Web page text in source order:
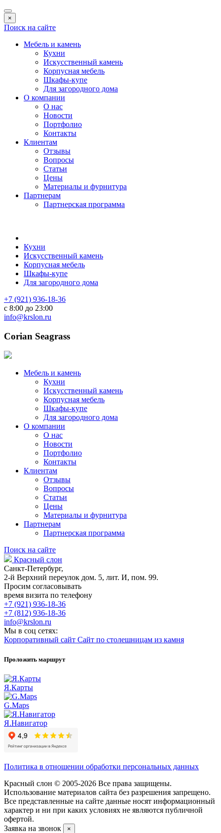
×
Поиск на сайте
Мебель и камень
Кухни
Искусственный камень
Корпусная мебель
Шкафы-купе
Для загородного дома
О компании
О нас
Новости
Портфолио
Контакты
Клиентам
Отзывы
Вопросы
Статьи
Цены
Материалы и фурнитура
Партнерам
Партнерская программа
Кухни
Искусственный камень
Корпусная мебель
Шкафы-купе
Для загородного дома
+7 (921) 936-18-36
с 8:00 до 23:00
info@krslon.ru
Corian Seagrass
Мебель и камень
Кухни
Искусственный камень
Корпусная мебель
Шкафы-купе
Для загородного дома
О компании
О нас
Новости
Портфолио
Контакты
Клиентам
Отзывы
Вопросы
Статьи
Цены
Материалы и фурнитура
Партнерам
Партнерская программа
Поиск на сайте
Красный слон
Санкт-Петербург,
2-й Верхний переулок дом. 5, лит. И, пом. 99.
Просим согласовывать
время визита по телефону
+7 (921) 936-18-36
+7 (812) 936-18-36
info@krslon.ru
Мы в соц сетях:
Корпоративный сайт Сайт по столешницам из камня
Проложить маршрут
Я.Карты
G.Maps
Я.Навигатор
Политика в отношении обработки персональных данных
Красный слон © 2005-2026 Все права защищены.
Использование материалов сайта без разрешения запрещено.
Все представленные на сайте данные носят информационный
характер и ни при каких условиях не являются публичной
офертой.
Заявка на звонок
×